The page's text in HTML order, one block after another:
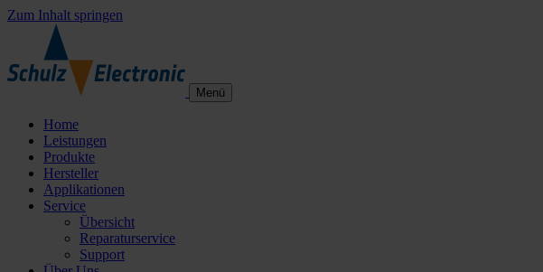
Zum Inhalt springen
Menü
Home
Leistungen
Produkte
Hersteller
Applikationen
Service
Übersicht
Reparaturservice
Support